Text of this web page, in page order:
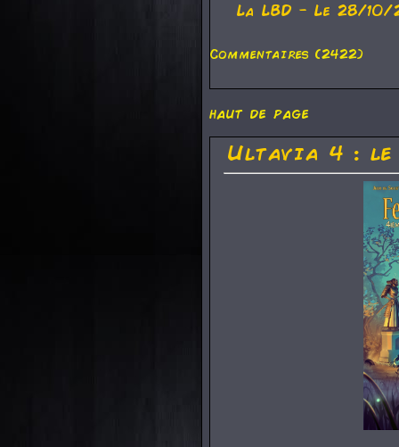
La LBD - Le 28/10/
Commentaires (2422)
haut de page
Ultavia 4 :